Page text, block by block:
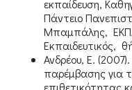
εκπαίδευση,
Πάντειο
Μπαμπάλης,
Εκπαιδευτικός,
Ανδρέου, Ε.
παρέμβασης για
επιθετικότητας